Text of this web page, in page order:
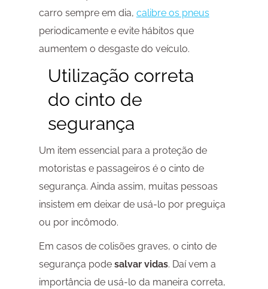
carro sempre em dia, calibre os pneus
periodicamente e evite hábitos que
aumentem o desgaste do veículo.
Utilização correta
do cinto de
segurança
Um item essencial para a proteção de
motoristas e passageiros é o cinto de
segurança. Ainda assim, muitas pessoas
insistem em deixar de usá-lo por preguiça
ou por incômodo.
Em casos de colisões graves, o cinto de
segurança pode salvar vidas. Daí vem a
importância de usá-lo da maneira correta,